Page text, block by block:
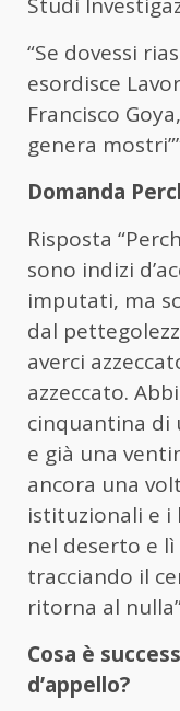
Studi
“Se dovessi
esordisce
Francisco
genera
Domanda
Risposta
sono indizi
imputati, ma
dal
averci
azzeccato.
cinquantina di
e già una
ancora una
istituzionali e
nel deserto e
tracciando il
ritorna al
Cosa è
d’appello?